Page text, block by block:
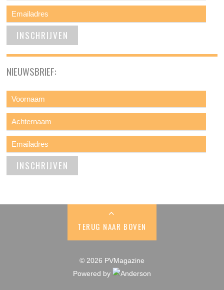
NIEUWSBRIEF:
TERUG NAAR BOVEN
© 2026 PVMagazine
Powered by